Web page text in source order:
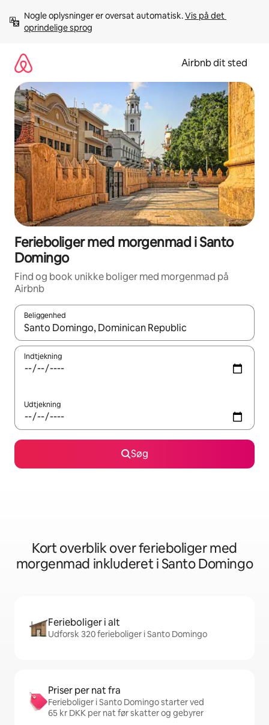
videre
Nogle oplysninger er oversat automatisk. Vis på det
oprindelige sprog
Airbnb dit sted
Ferieboliger med morgenmad i Santo
Domingo
Find og book unikke boliger med morgenmad på
Airbnb
Beliggenhed
Når resultaterne er tilgængelige, skal du navigere med
Indtjekning
Udtjekning
Søg
Kort overblik over ferieboliger med
morgenmad inkluderet i Santo Domingo
Ferieboliger i alt
Udforsk 320 ferieboliger i Santo Domingo
Priser per nat fra
Ferieboliger i Santo Domingo starter ved
65 kr DKK per nat før skatter og gebyrer